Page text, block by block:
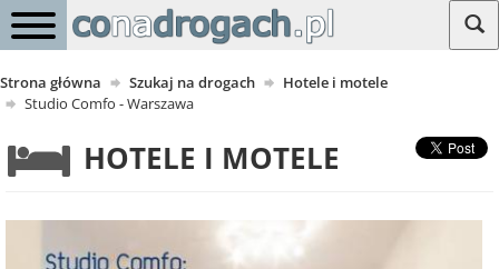
Strona główna Szukaj na drogach
Hotele i motele
Studio Comfo - Warszawa
HOTELE I MOTELE